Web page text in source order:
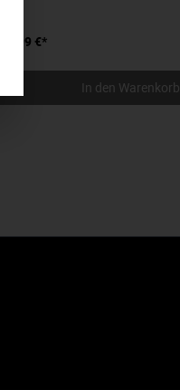
24,99 €*
In den Warenkorb